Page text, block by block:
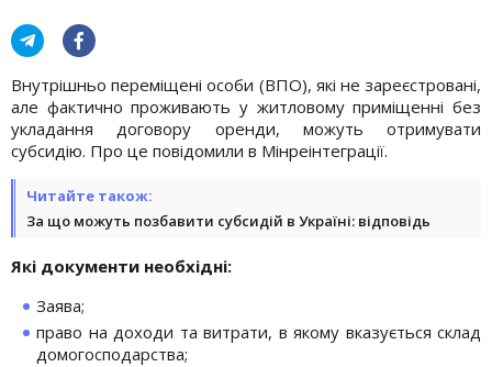
Внутрішньо переміщені особи (ВПО), які не зареєстровані,
але фактично проживають у житловому приміщенні без
укладання договору оренди, можуть отримувати
субсидію. Про це повідомили в Мінреінтеграції.
Читайте також:
За що можуть позбавити субсидій в Україні: відповідь
Які документи необхідні:
Заява;
право на доходи та витрати, в якому вказується склад
домогосподарства;